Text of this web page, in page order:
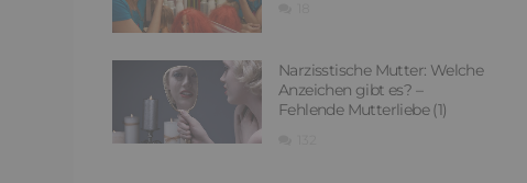
Narzisstische Mutter: Welche
Anzeichen gibt es? –
Fehlende Mutterliebe (1)